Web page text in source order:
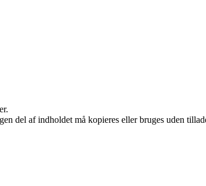
del af indholdet må kopieres eller bruges uden